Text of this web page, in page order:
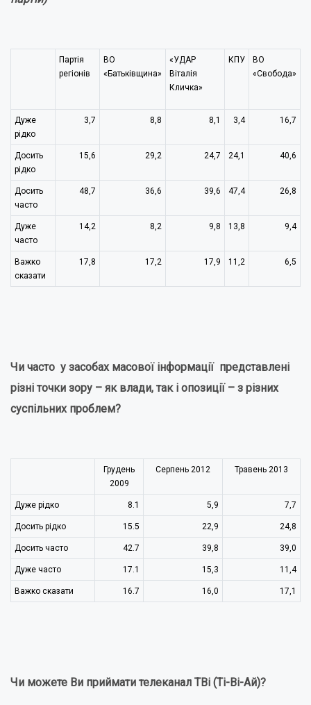
Партія
регіонів
ВО
«Батьківщина»
«УДАР
Віталія
Кличка»
КПУ
ВО
«Свобода»
Дуже
рідко
3,7 8,8 8,1 3,4 16,7
Досить
рідко
15,6 29,2 24,7 24,1 40,6
Досить
часто
48,7 36,6 39,6 47,4 26,8
Дуже
часто
14,2 8,2 9,8 13,8 9,4
Важко
сказати
17,8 17,2 17,9 11,2 6,5
Чи часто у засобах масової інформації представлені
різні точки зору – як влади, так і опозиції – з різних
суспільних проблем?
Грудень
2009
Серпень 2012 Травень 2013
Дуже рідко 8.1 5,9 7,7
Досить рідко 15.5 22,9 24,8
Досить часто 42.7 39,8 39,0
Дуже часто 17.1 15,3 11,4
Важко сказати 16.7 16,0 17,1
Чи можете Ви приймати телеканал ТВі (Ті-Ві-Ай)?